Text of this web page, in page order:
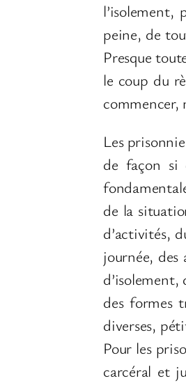
l’isolement,
peine, de
Presque
le coup du
commencer,
Les
de façon si
de la
d’activités,
journée, des
des formes
diverses,
Pour les
carcéral et